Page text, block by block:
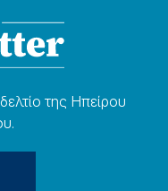
της Ηπείρου